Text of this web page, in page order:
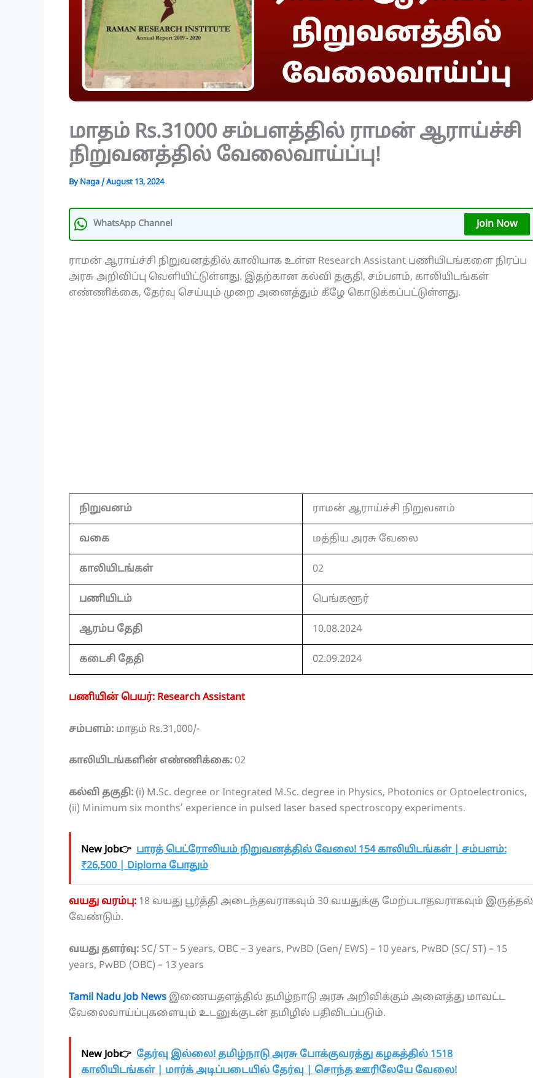
மாதம் Rs.31000 சம்பளத்தில் ராமன் ஆராய்ச்சி
நிறுவனத்தில் வேலைவாய்ப்பு!
By Naga/August 13, 2024
WhatsApp Channel Join Now
ராமன் ஆராய்ச்சி நிறுவனத்தில் காலியாக உள்ள Research Assistant பணியிடங்களை நிரப்ப
அரசு அறிவிப்பு வெளியிட்டுள்ளது. இதற்கான கல்வி தகுதி, சம்பளம், காலியிடங்கள்
எண்ணிக்கை, தேர்வு செய்யும் முறை அனைத்தும் கீழே கொடுக்கப்பட்டுள்ளது.
நிறுவனம் ராமன் ஆராய்ச்சி நிறுவனம்
வகை மத்திய அரசு வேலை
காலியிடங்கள் 02
பணியிடம் பெங்களூர்
ஆரம்ப தேதி 10.08.2024
கடைசி தேதி 02.09.2024
பணியின் பெயர்: Research Assistant
சம்பளம்: மாதம் Rs.31,000/-
காலியிடங்களின் எண்ணிக்கை: 02
கல்வி தகுதி: (i) M.Sc. degree or Integrated M.Sc. degree in Physics, Photonics or Optoelectronics,
(ii) Minimum six months’ experience in pulsed laser based spectroscopy experiments.
New Job👉 பாரத் பெட்ரோலியம் நிறுவனத்தில் வேலை! 154 காலியிடங்கள் | சம்பளம்:
₹26,500 | Diploma போதும்
வயது வரம்பு: 18 வயது பூர்த்தி அடைந்தவராகவும் 30 வயதுக்கு மேற்படாதவராகவும் இருத்தல்
வேண்டும்.
வயது தளர்வு: SC/ ST – 5 years, OBC – 3 years, PwBD (Gen/ EWS) – 10 years, PwBD (SC/ ST) – 15
years, PwBD (OBC) – 13 years
Tamil Nadu Job News இணையதளத்தில் தமிழ்நாடு அரசு அறிவிக்கும் அனைத்து மாவட்ட
வேலைவாய்ப்புகளையும் உடனுக்குடன் தமிழில் பதிவிடப்படும்.
New Job👉 தேர்வு இல்லை! தமிழ்நாடு அரசு போக்குவரத்து கழகத்தில் 1518
காலியிடங்கள் | மார்க் அடிப்படையில் தேர்வு | சொந்த ஊரிலேயே வேலை!